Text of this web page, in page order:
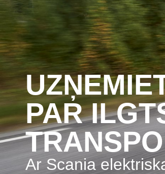
UZŅEMIETIES INICIATĪVU
PAR
Ar Scania